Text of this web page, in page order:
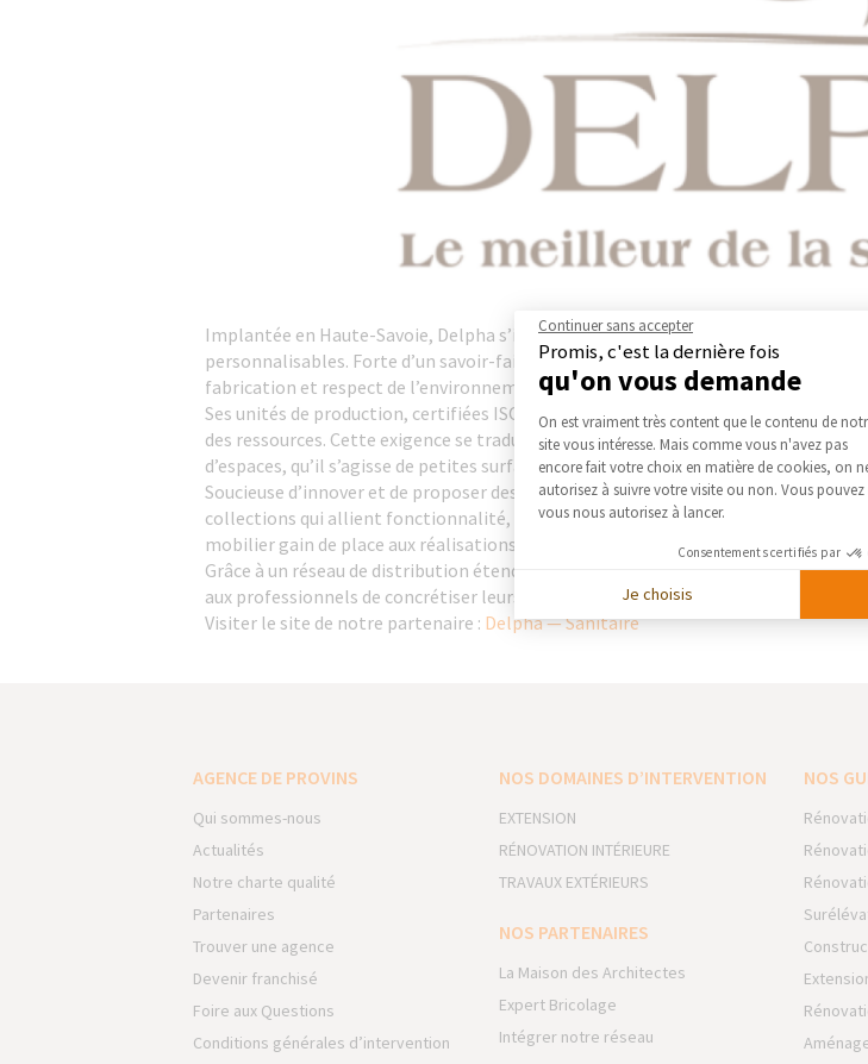
Implantée en Haute-Savoie, Delpha s’impose comme un acteur reconnu dans
personnalisables. Forte d’un savoir-faire industriel maîtrisé, la marque
fabrication et respect de l’environnement.
Ses unités de production, certifiées ISO 9001 et 14001, témoignent d’un
des ressources. Cette exigence se traduit par une capacité à proposer des
d’espaces, qu’il s’agisse de petites surfaces ou de projets plus ambitieux, tout
Soucieuse d’innover et de proposer des solutions durables, l’entreprise a été
collections qui allient fonctionnalité, esthétisme et longévité, afin de répondre
mobilier gain de place aux réalisations haut de gamme, chaque gamme est
Grâce à un réseau de distribution étendu, les collections sont accessibles dans
aux professionnels de concrétiser leurs projets avec des solutions fiables,
Visiter le site de notre partenaire : Delpha — Sanitaire
AGENCE DE PROVINS
Qui sommes-nous
Actualités
Notre charte qualité
Partenaires
Trouver une agence
Devenir franchisé
Foire aux Questions
Conditions générales d’intervention
NOS DOMAINES D’INTERVENTION
EXTENSION
RÉNOVATION INTÉRIEURE
TRAVAUX EXTÉRIEURS
NOS PARTENAIRES
La Maison des Architectes
Expert Bricolage
Intégrer notre réseau
NOS
Continuer sans accepter
Promis, c'est la dernière fois
qu'on vous demande
Plateforme de Gestion du
On est vraiment très content que le contenu de
site vous intéresse. Mais comme vous n'avez pas
encore fait votre choix en matière de cookies, on
autorisez à suivre votre visite ou non. Vous pouvez
vous nous autorisez à lancer.
Consentements certifiés par
Je choisis
Axeptio consent